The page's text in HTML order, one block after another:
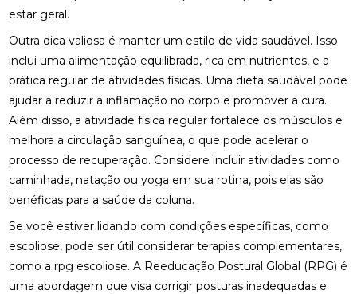
estar geral.
Outra dica valiosa é manter um estilo de vida saudável. Isso
inclui uma alimentação equilibrada, rica em nutrientes, e a
prática regular de atividades físicas. Uma dieta saudável pode
ajudar a reduzir a inflamação no corpo e promover a cura.
Além disso, a atividade física regular fortalece os músculos e
melhora a circulação sanguínea, o que pode acelerar o
processo de recuperação. Considere incluir atividades como
caminhada, natação ou yoga em sua rotina, pois elas são
benéficas para a saúde da coluna.
Se você estiver lidando com condições específicas, como
escoliose, pode ser útil considerar terapias complementares,
como arpg escoliose. A Reeducação Postural Global (RPG) é
uma abordagem que visa corrigir posturas inadequadas e
O QUE É QUIROPRAXIA?
O QUE É RPG NA FISIOTERAPIA?
ONDE FAZER FISIOTERAPIA RESPIRATÓRIA E
BENEFÍCIOS DO TRATAMENTO
OS BENEFÍCIOS DA ACUPUNTURA PARA A SAÚDE E
BEM-ESTAR
SINTOMAS
TRATAMENTOS
OSTEOPATIA CERVICAL: BENEFÍCIOS QUE VOCÊ
PRECISA CONHECER